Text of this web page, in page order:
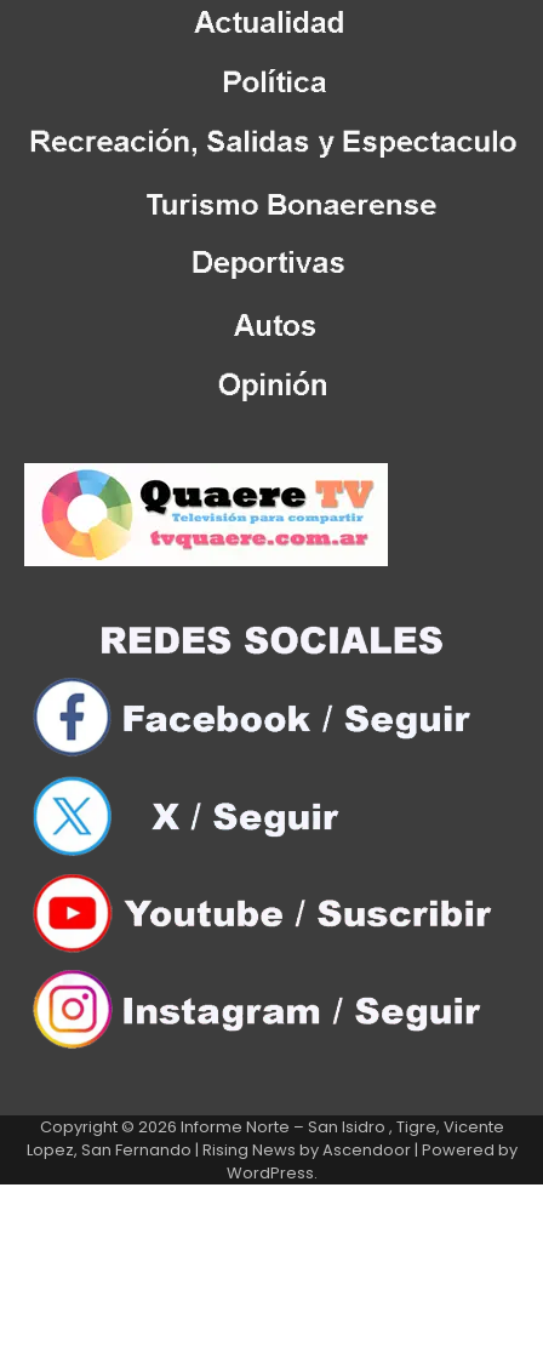
Copyright © 2026 Informe Norte – San Isidro , Tigre, Vicente
Lopez, San Fernando | Rising News byAscendoor| Powered by
WordPress.